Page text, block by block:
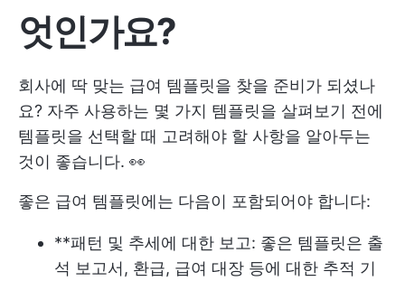
엇인가요?
회사에 딱 맞는 급여 템플릿을 찾을 준비가 되셨나
요? 자주 사용하는 몇 가지 템플릿을 살펴보기 전에
템플릿을 선택할 때 고려해야 할 사항을 알아두는
것이 좋습니다. 👀
좋은 급여 템플릿에는 다음이 포함되어야 합니다:
**패턴 및 추세에 대한 보고: 좋은 템플릿은 출
석 보고서, 환급, 급여 대장 등에 대한 추적 기